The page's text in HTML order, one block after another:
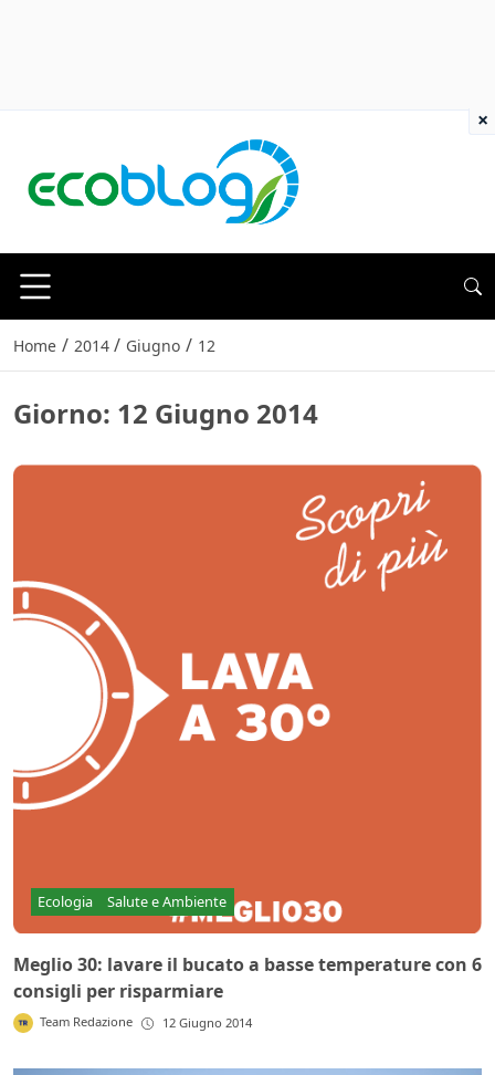
Home / 2014 / Giugno / 12
Giorno: 12 Giugno 2014
Ecologia Salute e Ambiente
Meglio 30: lavare il bucato a basse temperature con 6
consigli per risparmiare
Team Redazione 12 Giugno 2014
×